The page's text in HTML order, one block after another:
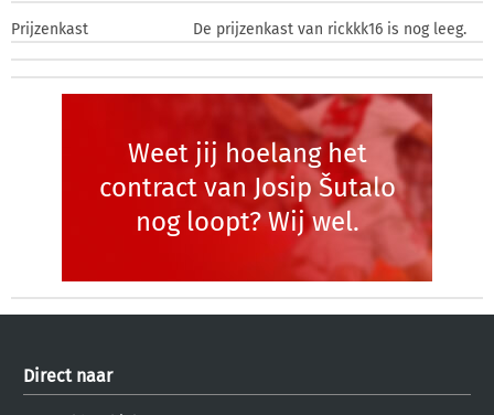
Prijzenkast De prijzenkast van rickkk16 is nog leeg.
Weet jij hoelang het
contract van Josip Šutalo
nog loopt? Wij wel.
Direct naar